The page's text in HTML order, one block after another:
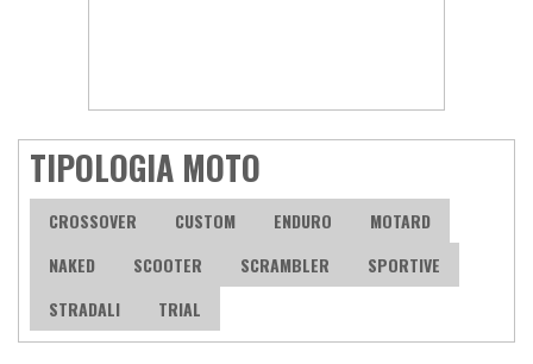
TIPOLOGIA MOTO
CROSSOVER CUSTOM ENDURO
MOTARD
NAKED
SCOOTER SCRAMBLER
SPORTIVE
STRADALI
TRIAL